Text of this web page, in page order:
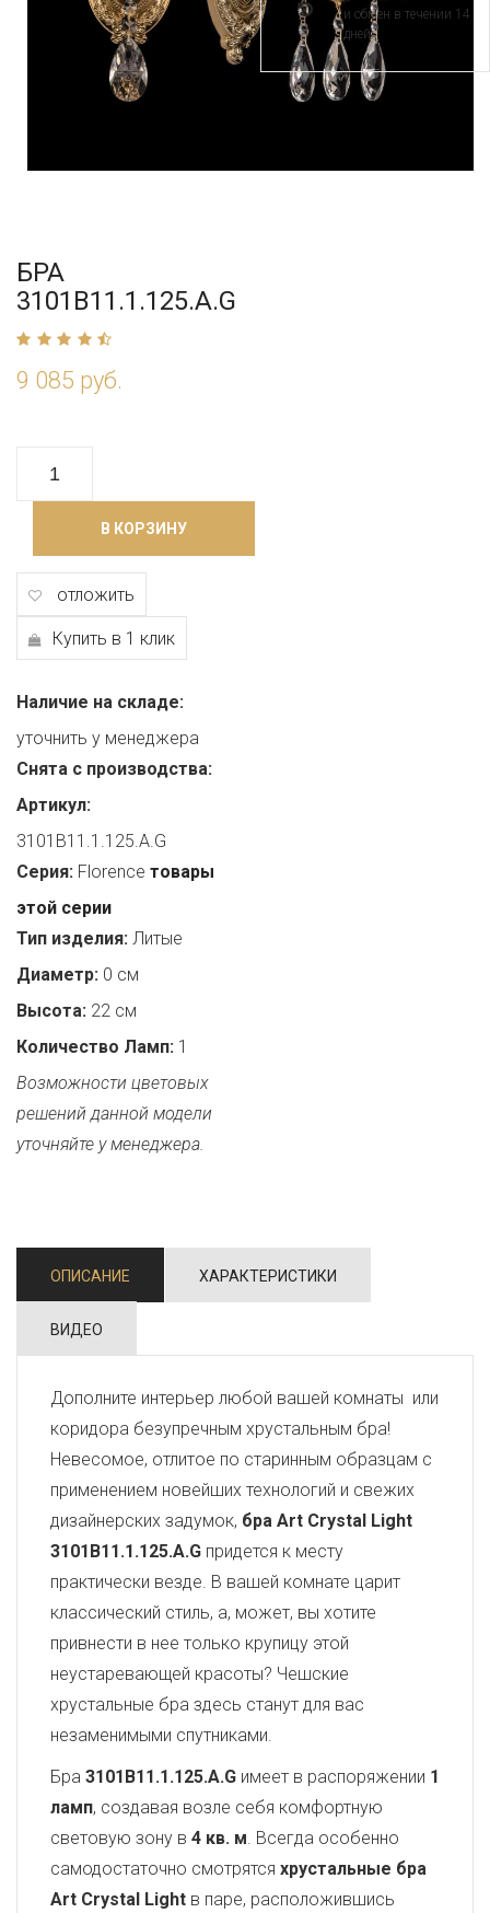
БРА
3101B11.1.125.A.G
9 085 руб.
В КОРЗИНУ
отложить
Купить в 1 клик
Наличие на складе:
уточнить у менеджера
Снята с производства:
Артикул:
3101B11.1.125.A.G
Серия: Florence товары
этой серии
Тип изделия: Литые
Диаметр: 0 см
Высота: 22 см
Количество Ламп: 1
Возможности цветовых
решений данной модели
уточняйте у менеджера.
и обмен в течении 14
дней
ОПИСАНИЕ ХАРАКТЕРИСТИКИ
ВИДЕО
Дополните интерьер любой вашей комнаты или
коридора безупречным хрустальным бра!
Невесомое, отлитое по старинным образцам с
применением новейших технологий и свежих
дизайнерских задумок, бра Art Crystal Light
3101B11.1.125.A.G придется к месту
практически везде. В вашей комнате царит
классический стиль, а, может, вы хотите
привнести в нее только крупицу этой
неустаревающей красоты? Чешские
хрустальные бра здесь станут для вас
незаменимыми спутниками.
Бра 3101B11.1.125.A.G имеет в распоряжении 1
ламп, создавая возле себя комфортную
световую зону в 4 кв. м. Всегда особенно
самодостаточно смотрятся хрустальные бра
Art Crystal Light в паре, расположившись